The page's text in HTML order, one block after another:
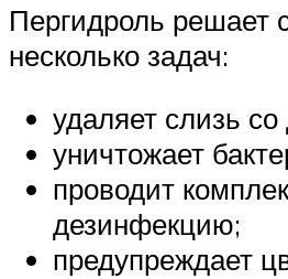
Пергидроль решает
несколько задач:
удаляет слизь со
уничтожает
проводит
дезинфекцию;
предупреждает